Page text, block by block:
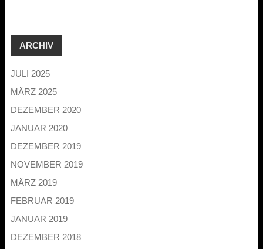
ARCHIV
JULI 2025
MÄRZ 2025
DEZEMBER 2020
JANUAR 2020
DEZEMBER 2019
NOVEMBER 2019
MÄRZ 2019
FEBRUAR 2019
JANUAR 2019
DEZEMBER 2018